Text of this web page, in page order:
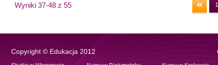
Wyniki 37-48 z 55 1
Copyright © Edukacja 2012